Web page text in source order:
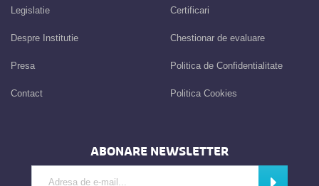
Legislatie
Despre Institutie
Presa
Contact
Certificari
Chestionar de evaluare
Politica de Confidentialitate
Politica Cookies
ABONARE NEWSLETTER